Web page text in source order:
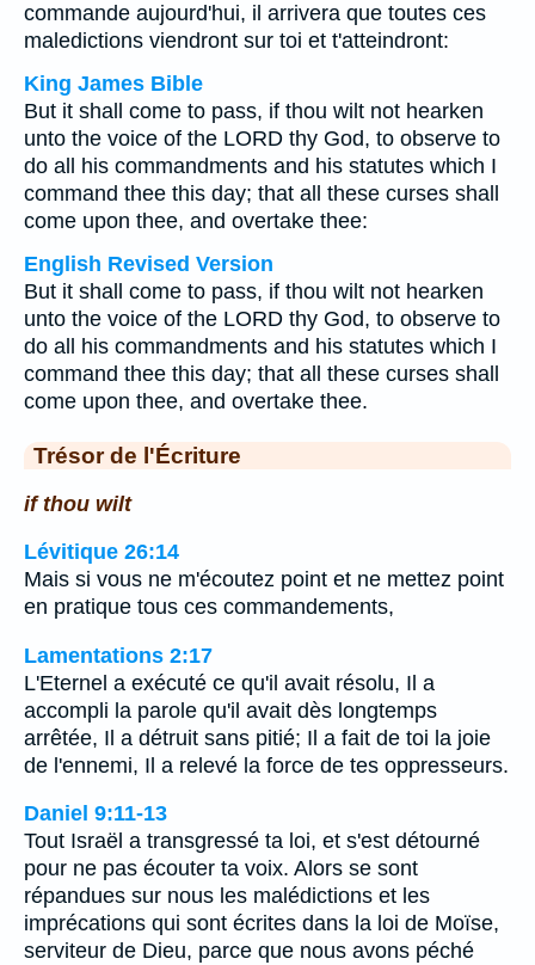
commande aujourd'hui, il arrivera que toutes ces
maledictions viendront sur toi et t'atteindront:
King James Bible
But it shall come to pass, if thou wilt not hearken
unto the voice of the LORD thy God, to observe to
do all his commandments and his statutes which I
command thee this day; that all these curses shall
come upon thee, and overtake thee:
English Revised Version
But it shall come to pass, if thou wilt not hearken
unto the voice of the LORD thy God, to observe to
do all his commandments and his statutes which I
command thee this day; that all these curses shall
come upon thee, and overtake thee.
Trésor de l'Écriture
if thou wilt
Lévitique 26:14
Mais si vous ne m'écoutez point et ne mettez point
en pratique tous ces commandements,
Lamentations 2:17
L'Eternel a exécuté ce qu'il avait résolu, Il a
accompli la parole qu'il avait dès longtemps
arrêtée, Il a détruit sans pitié; Il a fait de toi la joie
de l'ennemi, Il a relevé la force de tes oppresseurs.
Daniel 9:11-13
Tout Israël a transgressé ta loi, et s'est détourné
pour ne pas écouter ta voix. Alors se sont
répandues sur nous les malédictions et les
imprécations qui sont écrites dans la loi de Moïse,
serviteur de Dieu, parce que nous avons péché